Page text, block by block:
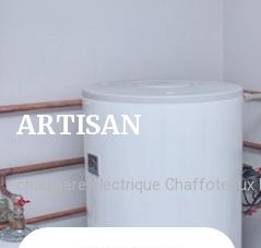
ARTISAN
chaudière électrique Chaffoteaux